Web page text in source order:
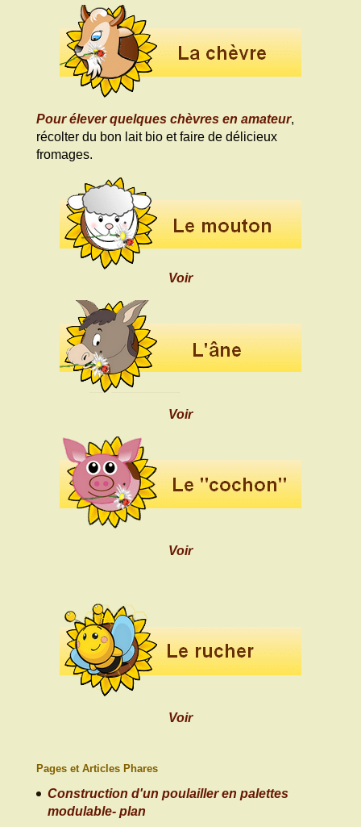
Pour élever quelques chèvres en amateur,
récolter du bon lait bio et faire de délicieux
fromages.
Voir
Voir
Voir
Voir
Pages et Articles Phares
Construction d'un poulailler en palettes
modulable- plan